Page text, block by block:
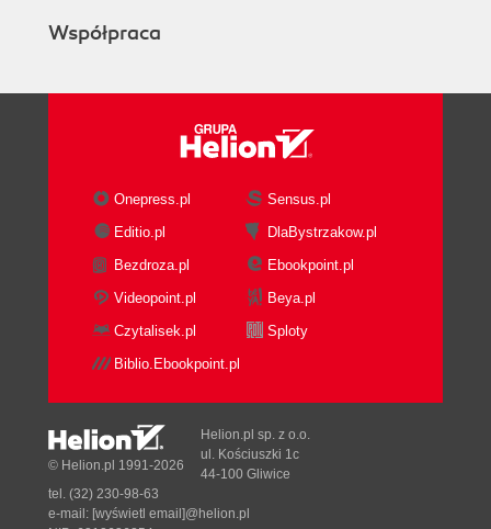
Współpraca
Onepress.pl
Sensus.pl
Editio.pl
DlaBystrzakow.pl
Bezdroza.pl
Ebookpoint.pl
Videopoint.pl
Beya.pl
Czytalisek.pl
Sploty
Biblio.Ebookpoint.pl
© Helion.pl 1991-2026
Helion.pl sp. z o.o.
ul. Kościuszki 1c
44-100 Gliwice
tel. (32) 230-98-63
e-mail: [wyświetl email]@helion.pl